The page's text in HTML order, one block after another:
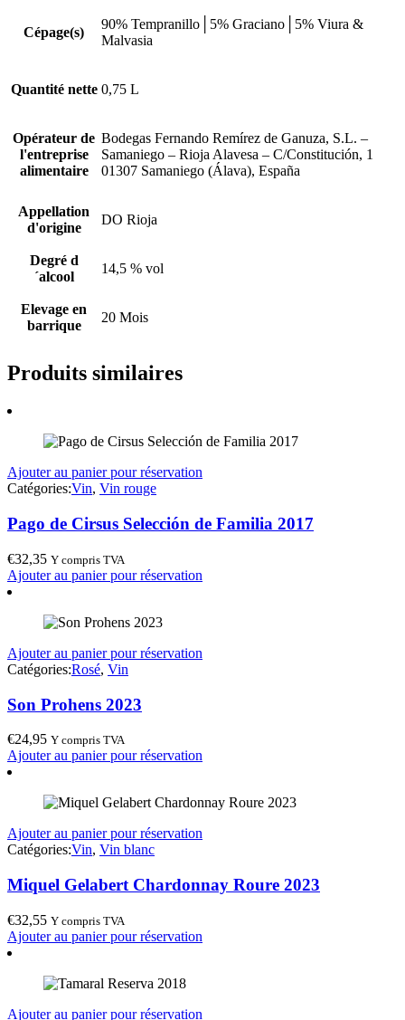
Cépage(s)
90% Tempranillo│5% Graciano│5% Viura &
Malvasia
Quantité nette 0,75 L
Opérateur de
l'entreprise
alimentaire
Bodegas Fernando Remírez de Ganuza, S.L. –
Samaniego – Rioja Alavesa – C/Constitución, 1
01307 Samaniego (Álava), España
Appellation
d'origine
DO Rioja
Degré d
´alcool
14,5 % vol
Elevage en
barrique
20 Mois
Produits similaires
Ajouter au panier pour réservation
Catégories:Vin, Vin rouge
Pago de Cirsus Selección de Familia 2017
€32,35 Y compris TVA
Ajouter au panier pour réservation
Ajouter au panier pour réservation
Catégories:Rosé, Vin
Son Prohens 2023
€24,95 Y compris TVA
Ajouter au panier pour réservation
Ajouter au panier pour réservation
Catégories:Vin, Vin blanc
Miquel Gelabert Chardonnay Roure 2023
€32,55 Y compris TVA
Ajouter au panier pour réservation
Ajouter au panier pour réservation